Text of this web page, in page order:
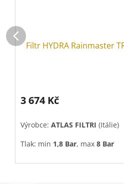
Filtr HYDRA Rainmaster
3 674 Kč
Výrobce: ATLAS FILTRI (Itálie)
Tlak: min 1,8 Bar, max 8 Bar
Teplota: od+4°Cdo+45°C